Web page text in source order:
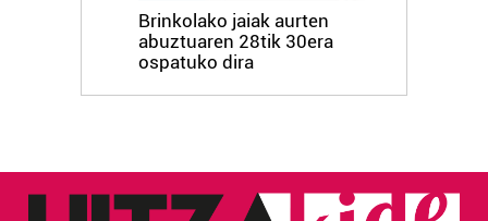
Brinkolako jaiak aurten
abuztuaren 28tik 30era
ospatuko dira